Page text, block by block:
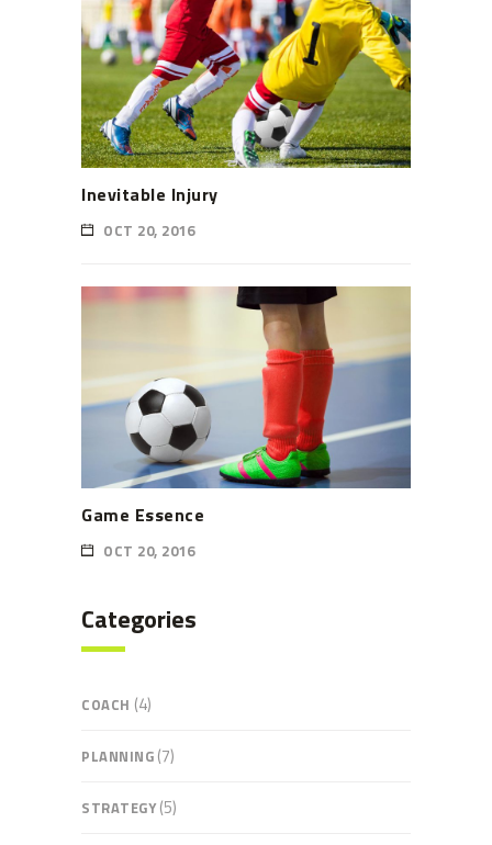
Inevitable Injury
OCT 20, 2016
Game Essence
OCT 20, 2016
Categories
COACH (4)
PLANNING (7)
STRATEGY(5)